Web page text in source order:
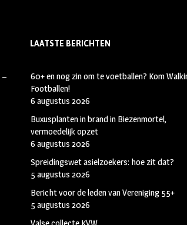
–
LAATSTE BERICHTEN
60+ en nog zin om te voetballen? Kom
Footballen!
6 augustus 2026
Buxusplanten in brand in Biezenmortel,
vermoedelijk opzet
6 augustus 2026
Spreidingswet asielzoekers: hoe zit dat?
5 augustus 2026
Bericht voor de leden van Vereniging 55+
5 augustus 2026